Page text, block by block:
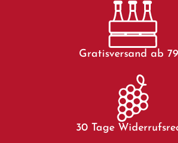
Gratisversand ab
30 Tage